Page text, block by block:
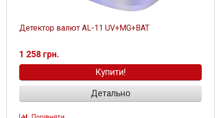
Детектор валют AL-11 UV+MG+ВАТ
1 258 грн.
Купити!
Детально